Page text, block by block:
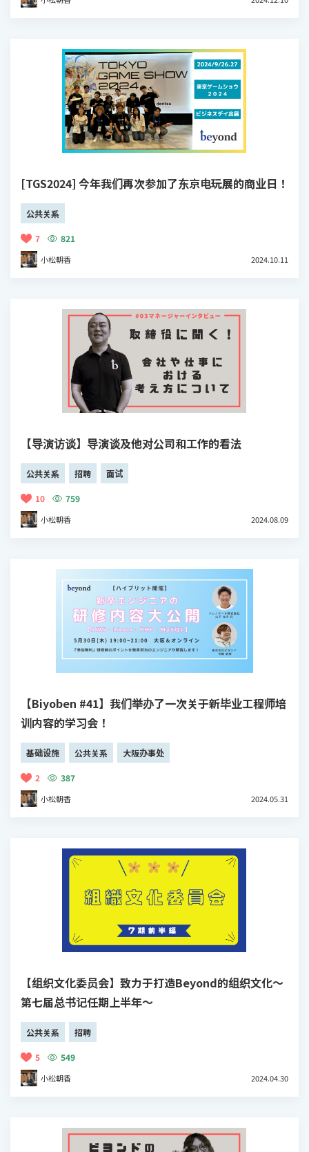
[TGS2024] 今年我们再次参加了东京电玩展的商业日！
公共关系
7 821
小松朝香 2024.10.11
【导演访谈】导演谈及他对公司和工作的看法
公共关系 招聘 面试
10 759
小松朝香 2024.08.09
【Biyoben #41】我们举办了一次关于新毕业工程师培
训内容的学习会！
基础设施 公共关系 大阪办事处
2 387
小松朝香 2024.05.31
【组织文化委员会】致力于打造Beyond的组织文化～
第七届总书记任期上半年～
公共关系 招聘
5 549
小松朝香 2024.04.30